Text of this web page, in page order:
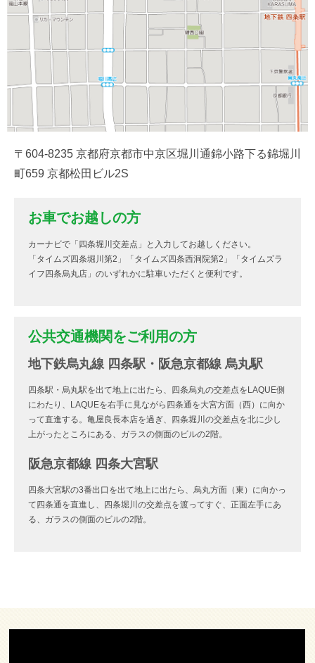
〒604-8235 京都府京都市中京区堀川通錦小路下る錦堀川
町659 京都松田ビル2S
お車でお越しの方
カーナビで「四条堀川交差点」と入力してお越しください。
「タイムズ四条堀川第2」「タイムズ四条西洞院第2」「タイムズラ
イフ四条烏丸店」のいずれかに駐車いただくと便利です。
公共交通機関をご利用の方
地下鉄烏丸線 四条駅・阪急京都線 烏丸駅
四条駅・烏丸駅を出て地上に出たら、四条烏丸の交差点をLAQUE側
にわたり、LAQUEを右手に見ながら四条通を大宮方面（西）に向か
って直進する。亀屋良長本店を過ぎ、四条堀川の交差点を北に少し
上がったところにある、ガラスの側面のビルの2階。
阪急京都線 四条大宮駅
四条大宮駅の3番出口を出て地上に出たら、烏丸方面（東）に向かっ
て四条通を直進し、四条堀川の交差点を渡ってすぐ、正面左手にあ
る、ガラスの側面のビルの2階。